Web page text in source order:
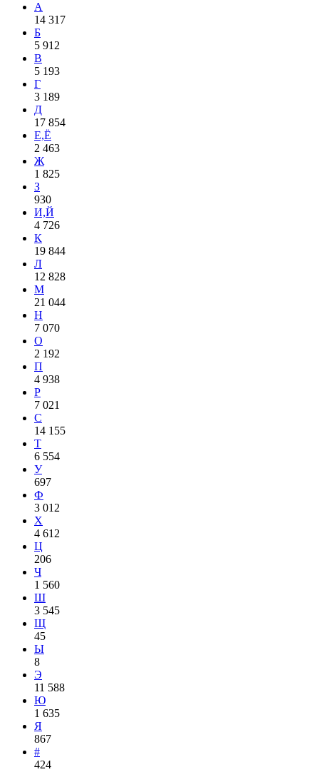
А
14 317
Б
5 912
В
5 193
Г
3 189
Д
17 854
Е,Ё
2 463
Ж
1 825
З
930
И,Й
4 726
К
19 844
Л
12 828
М
21 044
Н
7 070
О
2 192
П
4 938
Р
7 021
С
14 155
Т
6 554
У
697
Ф
3 012
Х
4 612
Ц
206
Ч
1 560
Ш
3 545
Щ
45
Ы
8
Э
11 588
Ю
1 635
Я
867
#
424